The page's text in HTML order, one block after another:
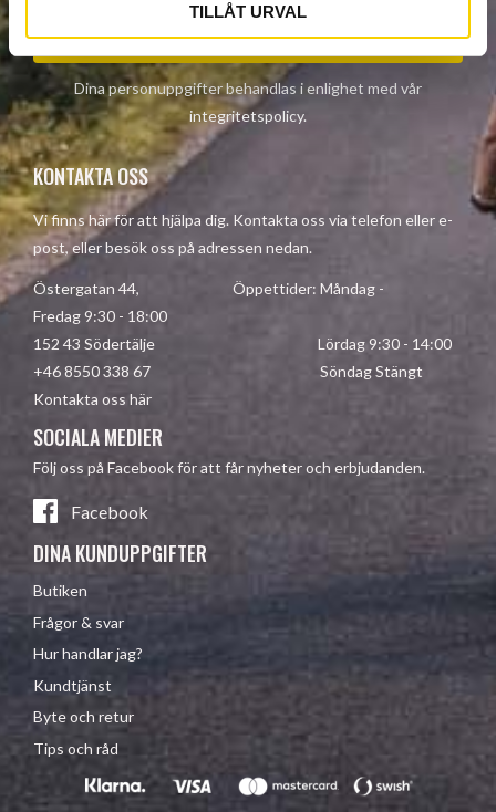
TILLÅT URVAL
PRENUMERERA
Dina personuppgifter behandlas i enlighet med vår
integritetspolicy.
KONTAKTA OSS
Vi finns här för att hjälpa dig. Kontakta oss via telefon eller e-
post, eller besök oss på adressen nedan.
Östergatan 44, Öppettider: Måndag -
Fredag 9:30 - 18:00
152 43 Södertälje Lördag 9:30 - 14:00
+46 8550 338 67 Söndag Stängt
Kontakta oss här
SOCIALA MEDIER
Följ oss på Facebook för att får nyheter och erbjudanden.
Facebook
DINA KUNDUPPGIFTER
Butiken
Frågor & svar
Hur handlar jag?
Kundtjänst
Byte och retur
Tips och råd